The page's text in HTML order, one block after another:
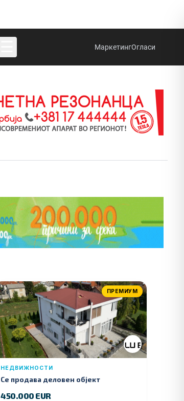
МаркетингОгласи
ПРЕМИУМ
НЕДВИЖНОСТИ
Се продава деловен објект
450.000 EUR